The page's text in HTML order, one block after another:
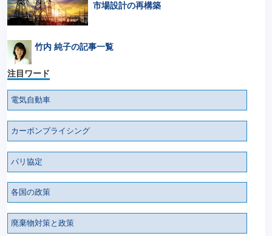
市場設計の再構築
竹内 純子の記事一覧
注目ワード
電気自動車
カーボンプライシング
パリ協定
各国の政策
廃棄物対策と政策